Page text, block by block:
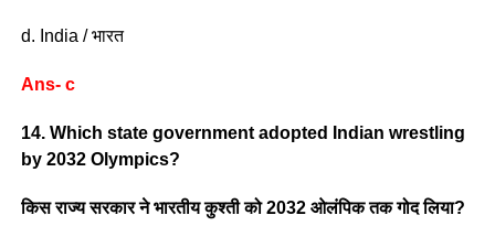
d. India / भारत
Ans- c
14. Which state government adopted Indian wrestling
by 2032 Olympics?
किस राज्य सरकार ने भारतीय कुश्ती को 2032 ओलंपिक तक गोद लिया?